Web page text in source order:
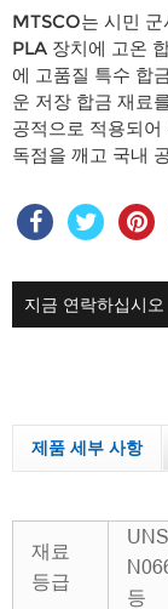
MTSCO는 시민
PLA 장치에 고온
에 고품질 특수 합
운 저장 합금 재료
공적으로 적용되
독점을 깨고 국내
지금 연락하십시오
제품 세부 사항
재료
등급
등